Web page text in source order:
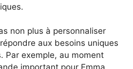
non plus à personnaliser
aux besoins uniques
Par exemple, au moment
important pour Emma